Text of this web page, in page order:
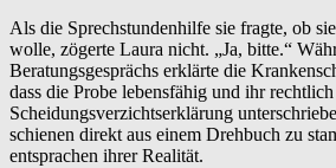
Als die Sprechstundenhilfe sie fragte, ob
wolle, zögerte Laura nicht. „Ja, bitte.“
Beratungsgesprächs erklärte die
dass die Probe lebensfähig und ihr
Scheidungsverzichtserklärung
schienen direkt aus einem Drehbuch zu
entsprachen ihrer Realität.